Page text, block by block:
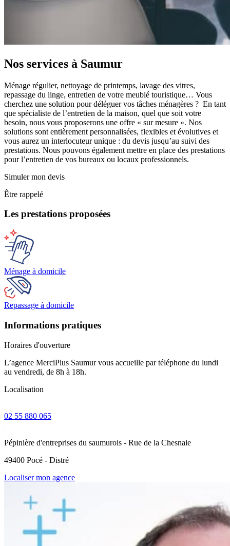
Nos services à Saumur
Ménage régulier, nettoyage de printemps, lavage des vitres,
repassage du linge, entretien de votre meublé touristique… Vous
cherchez une solution pour déléguer vos tâches ménagères ? En tant
que spécialiste de l’entretien de la maison, quel que soit votre
besoin, nous vous proposerons une offre « sur mesure ». Nos
solutions sont entièrement personnalisées, flexibles et évolutives et
vous aurez un interlocuteur unique : du devis jusqu’au suivi des
prestations. Nous pouvons également mettre en place des prestations
pour l’entretien de vos bureaux ou locaux professionnels.
Simuler mon devis
Être rappelé
Les prestations proposées
Ménage à domicile
Repassage à domicile
Informations pratiques
Horaires d'ouverture
L’agence MerciPlus Saumurvous accueille par téléphone du lundi
au vendredi, de 8h à 18h.
Localisation
02 55 880 065
Pépinière d'entreprises du saumurois - Rue de la Chesnaie
49400 Pocé - Distré
Localiser mon agence